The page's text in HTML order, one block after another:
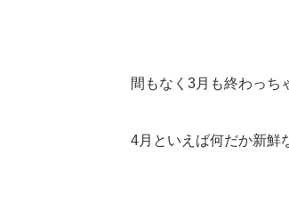
間もなく3月も終わっち
4月といえば何だか新鮮